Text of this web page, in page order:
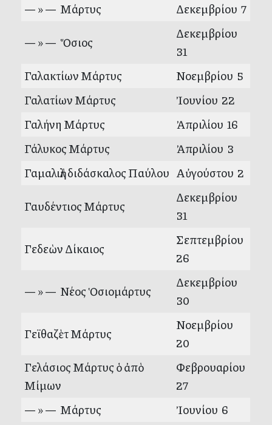
— » — Μάρτυς
Δεκεμβρίου 7
— » — Ὅσιος
Δεκεμβρίου
31
Γαλακτίων Μάρτυς
Νοεμβρίου 5
Γαλατίων Μάρτυς
Ἰουνίου 22
Γαλήνη Μάρτυς
Ἀπριλίου 16
Γάλυκος Μάρτυς
Ἀπριλίου 3
Γαμαλιὴλ διδάσκαλος Παύλου Αὐγούστου 2
Γαυδέντιος Μάρτυς
Δεκεμβρίου
31
Γεδεὼν Δίκαιος
Σεπτεμβρίου
26
— » — Νέος Ὁσιομάρτυς
Δεκεμβρίου
30
Γεϊθαζὲτ Μάρτυς
Νοεμβρίου
20
Γελάσιος Μάρτυς ὁ ἀπὸ
Μίμων
Φεβρουαρίου
27
— » — Μάρτυς
Ἰουνίου 6